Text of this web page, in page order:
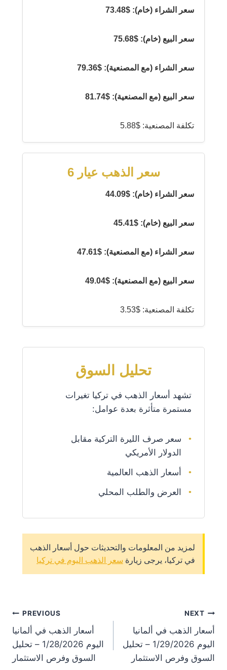
سعر الشراء (خام): $73.48
سعر البيع (خام): $75.68
سعر الشراء (مع المصنعية): $79.36
سعر البيع (مع المصنعية): $81.74
تكلفة المصنعية: $5.88
سعر الذهب عيار 6
سعر الشراء (خام): $44.09
سعر البيع (خام): $45.41
سعر الشراء (مع المصنعية): $47.61
سعر البيع (مع المصنعية): $49.04
تكلفة المصنعية: $3.53
تحليل السوق
تشهد أسعار الذهب في تركيا تغيرات
مستمرة متأثرة بعدة عوامل:
سعر صرف الليرة التركية مقابل
الدولار الأمريكي
أسعار الذهب العالمية
العرض والطلب المحلي
لمزيد من المعلومات والتحديثات حول أسعار الذهب
في تركيا، يرجى زيارة سعر الذهب اليوم في تركيا
PREVIOUS
أسعار الذهب في ألمانيا
اليوم 1/28/2026 – تحليل
السوق وفرص الاستثمار
NEXT
أسعار الذهب في ألمانيا
اليوم 1/29/2026 – تحليل
السوق وفرص الاستثمار